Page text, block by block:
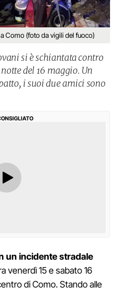
Como (foto da vigili del fuoco)
si è schiantata contro
del 16 maggio. Un
i suoi due amici sono
un incidente stradale
venerdì 15 e sabato 16
di Como. Stando alle